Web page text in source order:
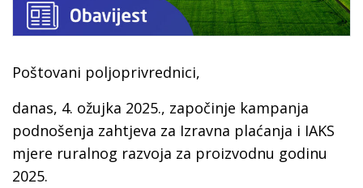
Poštovani poljoprivrednici,
danas, 4. ožujka 2025., započinje kampanja
podnošenja zahtjeva za Izravna plaćanja i IAKS
mjere ruralnog razvoja za proizvodnu godinu
2025.